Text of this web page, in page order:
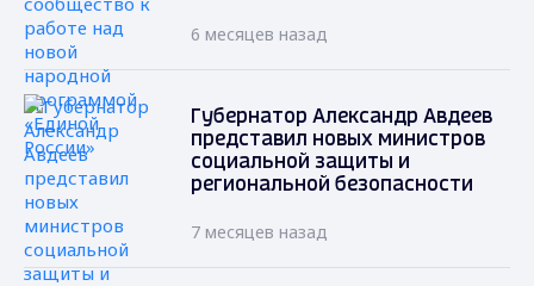
6 месяцев назад
Губернатор Александр Авдеев
представил новых министров
социальной защиты и
региональной безопасности
7 месяцев назад